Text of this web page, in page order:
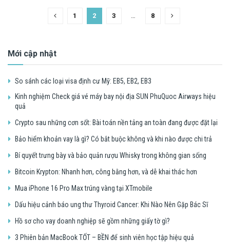
1 2 3 8
Mới cập nhật
So sánh các loại visa định cư Mỹ: EB5, EB2, EB3
Kinh nghiệm Check giá vé máy bay nội địa SUN PhuQuoc Airways hiệu
quả
Crypto sau những cơn sốt: Bài toán nền tảng an toàn đang được đặt lại
Bảo hiểm khoản vay là gì? Có bắt buộc không và khi nào được chi trả
Bí quyết trưng bày và bảo quản rượu Whisky trong không gian sống
Bitcoin Krypton: Nhanh hơn, công bằng hơn, và dễ khai thác hơn
Mua iPhone 16 Pro Max trúng vàng tại XTmobile
Dấu hiệu cảnh báo ung thư Thyroid Cancer: Khi Nào Nên Gặp Bác Sĩ
Hồ sơ cho vay doanh nghiệp sẽ gồm những giấy tờ gì?
3 Phiên bản MacBook TỐT – BỀN để sinh viên học tập hiệu quả